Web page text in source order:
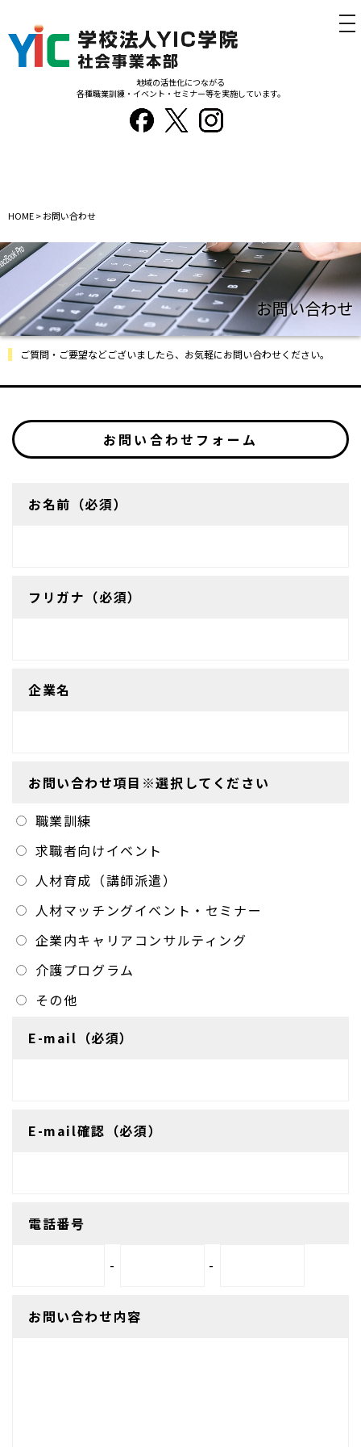
地域の活性化につながる
各種職業訓練・イベント・セミナー等を実施しています。
HOME>お問い合わせ
お問い合わせ
ご質問・ご要望などございましたら、お気軽にお問い合わせください。
お問い合わせフォーム
お名前（必須）
フリガナ（必須）
企業名
お問い合わせ項目※選択してください
職業訓練
求職者向けイベント
人材育成（講師派遣）
人材マッチングイベント・セミナー
企業内キャリアコンサルティング
介護プログラム
その他
E-mail（必須）
E-mail確認（必須）
電話番号
- -
お問い合わせ内容